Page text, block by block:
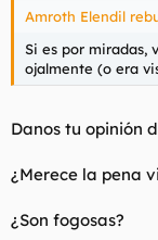
Amroth Elendil
Si es por miradas,
ojalmente (o era
Danos tu opinión
¿Merece la pena
¿Son fogosas?